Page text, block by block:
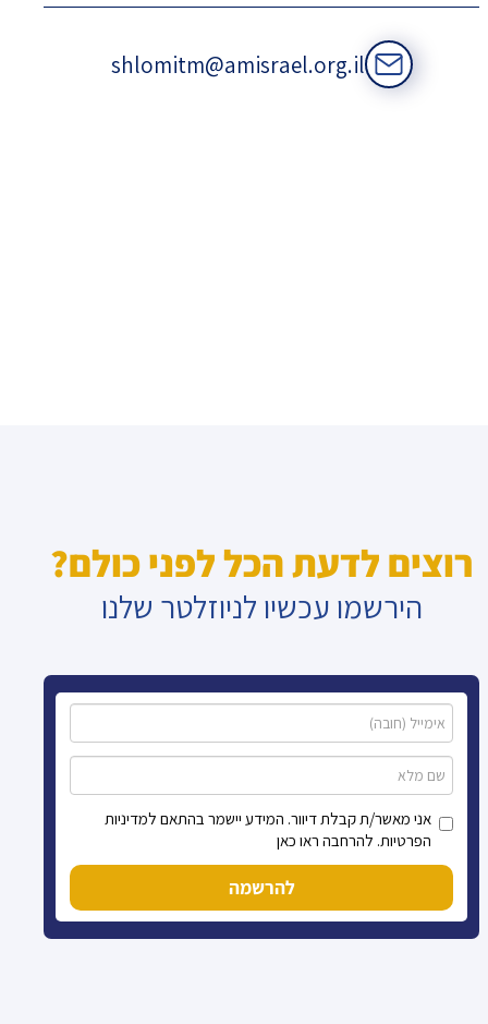
shlomitm@amisrael.org.il
רוצים לדעת הכל לפני כולם?
הירשמו עכשיו לניוזלטר שלנו
אני מאשר/ת קבלת דיוור. המידע יישמר בהתאם למדיניות
הפרטיות. להרחבה ראו כאן
להרשמה